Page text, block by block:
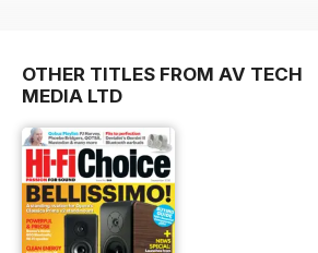
OTHER TITLES FROM AV TECH
MEDIA LTD